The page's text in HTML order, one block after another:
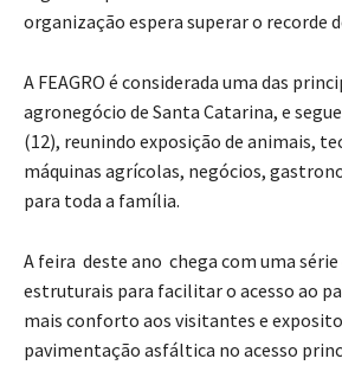
organização espera superar o recorde
A FEAGRO é considerada uma das
agronegócio de Santa Catarina, e
(12), reunindo exposição de animais,
máquinas agrícolas, negócios,
para toda a família.
A feira deste ano chega com uma
estruturais para facilitar o acesso ao
mais conforto aos visitantes e
pavimentação asfáltica no acesso